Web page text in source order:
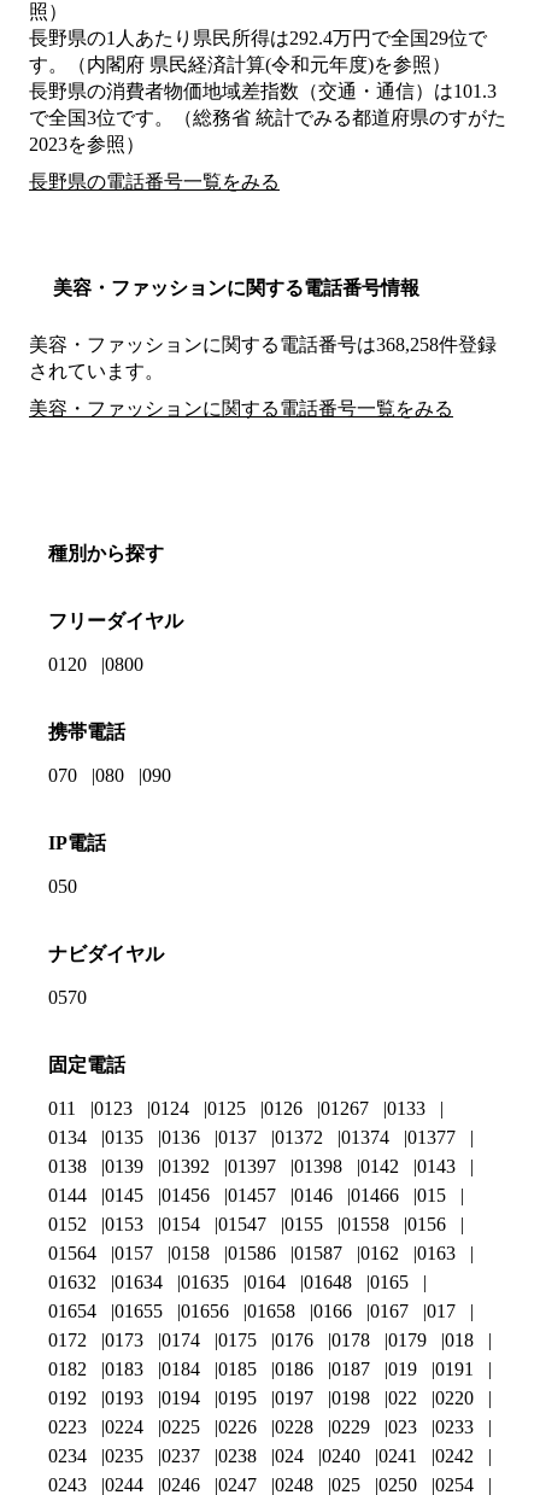
照）
長野県の1人あたり県民所得は292.4万円で全国29位で
す。（内閣府 県民経済計算(令和元年度)を参照）
長野県の消費者物価地域差指数（交通・通信）は101.3
で全国3位です。（総務省 統計でみる都道府県のすがた
2023を参照）
長野県の電話番号一覧をみる
美容・ファッションに関する電話番号情報
美容・ファッションに関する電話番号は368,258件登録
されています。
美容・ファッションに関する電話番号一覧をみる
種別から探す
フリーダイヤル
0120 0800
携帯電話
070 080 090
IP電話
050
ナビダイヤル
0570
固定電話
011 0123 0124 0125 0126 01267
0133
0134
0135 0136 0137 01372 01374
01377
0138
0139 01392 01397 01398 0142
0143
0144
0145 01456 01457 0146 01466
015
0152
0153 0154 01547 0155 01558
0156
01564
0157 0158 01586 01587 0162
0163
01632
01634 01635 0164 01648
0165
01654
01655 01656 01658 0166 0167
017
0172
0173 0174 0175 0176 0178 0179
018
0182
0183 0184 0185 0186 0187 019
0191
0192
0193 0194 0195 0197 0198 022
0220
0223
0224 0225 0226 0228 0229 023
0233
0234
0235 0237 0238 024 0240 0241
0242
0243
0244 0246 0247 0248 025 0250 0254